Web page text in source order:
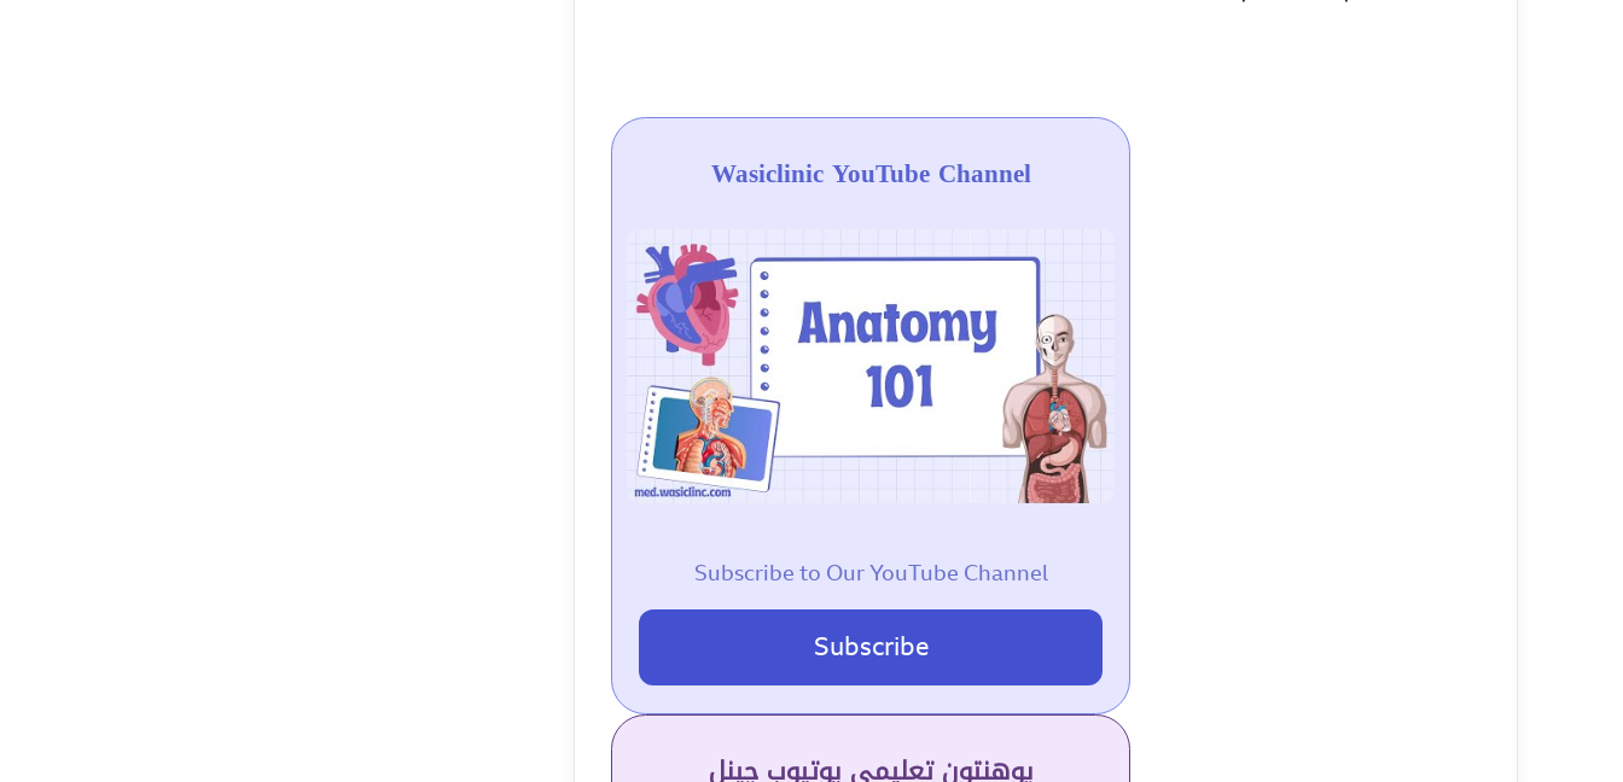
Wasiclinic YouTube Channel
Subscribe to Our YouTube Channel
Subscribe
پوهنتون تعلیمي یوتیوب چینل